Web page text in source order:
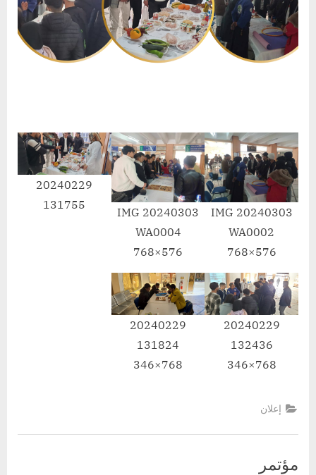
IMG 20240303
WA0002
768×576
IMG 20240303
WA0004
768×576
20240229
131755
20240229
132436
768×346
20240229
131824
768×346
إعلان
مؤتمر